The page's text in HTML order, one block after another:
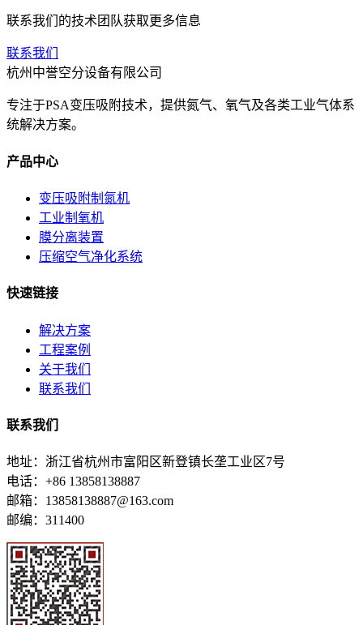
联系我们的技术团队获取更多信息
联系我们
杭州中誉空分设备有限公司
专注于PSA变压吸附技术，提供氮气、氧气及各类工业气体系
统解决方案。
产品中心
变压吸附制氮机
工业制氧机
膜分离装置
压缩空气净化系统
快速链接
解决方案
工程案例
关于我们
联系我们
联系我们
地址：浙江省杭州市富阳区新登镇长垄工业区7号
电话：+86 13858138887
邮箱：13858138887@163.com
邮编：311400